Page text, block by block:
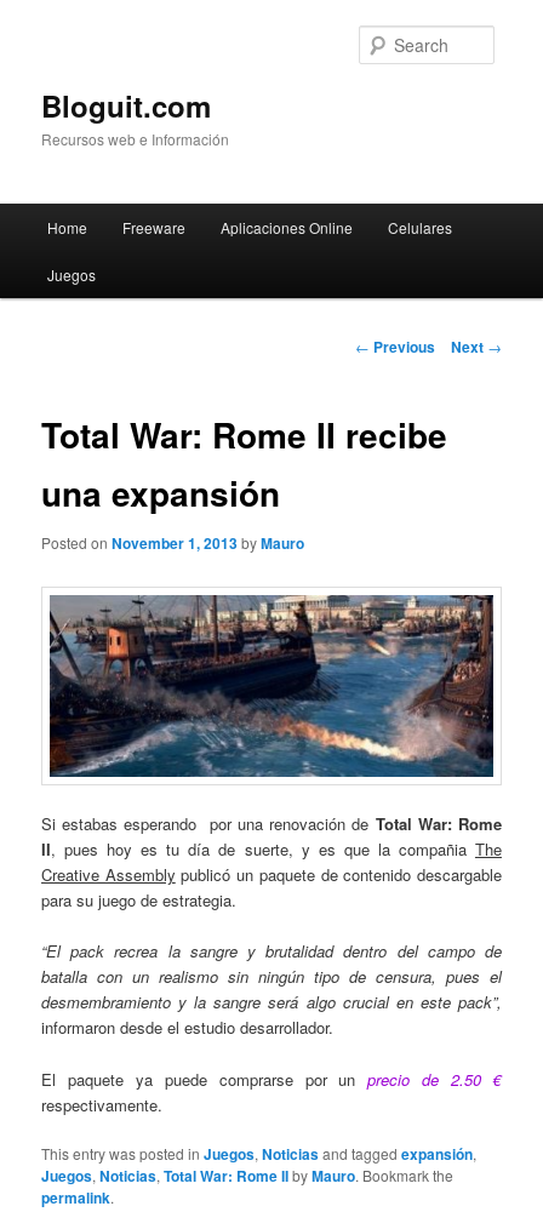
Bloguit.com
Recursos web e Información
Skip
to
Home Freeware Aplicaciones Online Celulares
Juegos
Post
← Previous Next →
Total War: Rome II recibe
una expansión
Posted onNovember 1, 2013byMauro
Si estabas esperando por una renovación de Total War: Rome
II, pues hoy es tu día de suerte, y es que la compañia The
Creative Assembly publicó un paquete de contenido descargable
para su juego de estrategia.
“El pack recrea la sangre y brutalidad dentro del campo de
batalla con un realismo sin ningún tipo de censura, pues el
desmembramiento y la sangre será algo crucial en este pack”,
informaron desde el estudio desarrollador.
El paquete ya puede comprarse por un precio de 2.50 €
respectivamente.
This entry was posted inJuegos,Noticiasand taggedexpansión,
Juegos,Noticias,Total War: Rome IIbyMauro. Bookmark the
permalink.